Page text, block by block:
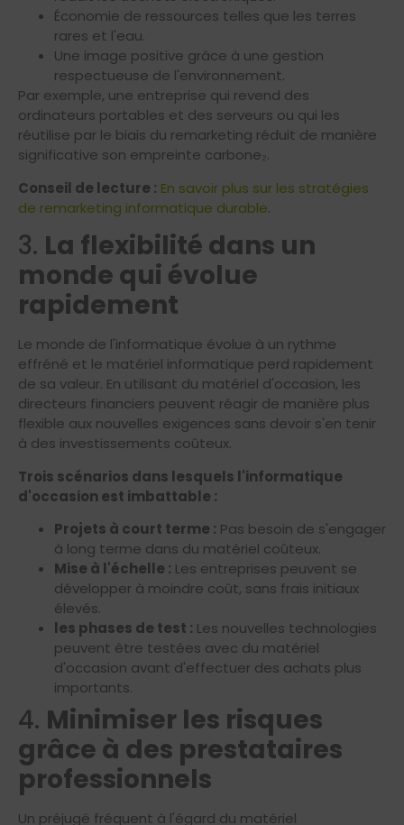
Économie de ressources telles que les terres
rares et l'eau.
Une image positive grâce à une gestion
respectueuse de l'environnement.
Par exemple, une entreprise qui revend des
ordinateurs portables et des serveurs ou qui les
réutilise par le biais du remarketing réduit de manière
significative son empreinte carbone₂.
Conseil de lecture : En savoir plus sur les stratégies
de remarketing informatique durable.
3. La flexibilité dans un
monde qui évolue
rapidement
Le monde de l'informatique évolue à un rythme
effréné et le matériel informatique perd rapidement
de sa valeur. En utilisant du matériel d'occasion, les
directeurs financiers peuvent réagir de manière plus
flexible aux nouvelles exigences sans devoir s'en tenir
à des investissements coûteux.
Trois scénarios dans lesquels l'informatique
d'occasion est imbattable :
Projets à court terme : Pas besoin de s'engager
à long terme dans du matériel coûteux.
Mise à l'échelle : Les entreprises peuvent se
développer à moindre coût, sans frais initiaux
élevés.
les phases de test : Les nouvelles technologies
peuvent être testées avec du matériel
d'occasion avant d'effectuer des achats plus
importants.
4. Minimiser les risques
grâce à des prestataires
professionnels
Un préjugé fréquent à l'égard du matériel